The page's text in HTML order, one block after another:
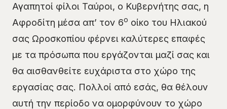
Αγαπητοί φίλοι Ταύροι, ο Κυβερνήτης σας, η
Αφροδίτη μέσα απ’ τον 6ο οίκο του Ηλιακού
σας Ωροσκοπίου φέρνει καλύτερες επαφές
με τα πρόσωπα που εργάζονται μαζί σας και
θα αισθανθείτε ευχάριστα στο χώρο της
εργασίας σας. Πολλοί από εσάς, θα θέλουν
αυτή την περίοδο να ομορφύνουν το χώρο